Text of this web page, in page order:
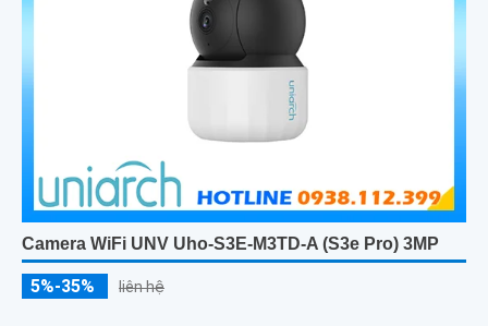
Camera WiFi UNV Uho-S3E-M3TD-A (S3e Pro) 3MP
5%-35% liên hệ